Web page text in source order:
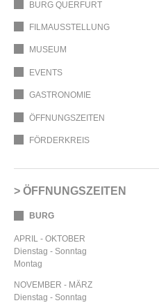
BURG QUERFURT
FILMAUSSTELLUNG
MUSEUM
EVENTS
GASTRONOMIE
ÖFFNUNGSZEITEN
FÖRDERKREIS
ÖFFNUNGSZEITEN
BURG
APRIL - OKTOBER
Dienstag - Sonntag
Montag
NOVEMBER - MÄRZ
Dienstag - Sonntag